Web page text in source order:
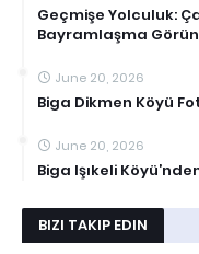
Geçmişe Yolculuk:
Bayramlaşma
June 20, 2026
Biga Dikmen Köyü
June 20, 2026
Biga Işıkeli
BIZI TAKIP EDIN